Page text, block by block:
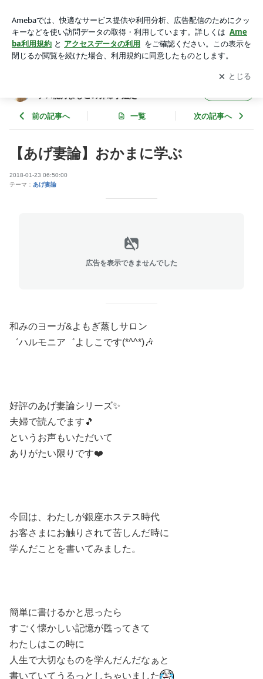
元銀座ホステス龍月よしこの算命学鑑定
アプリをダウンロードして ブログの更新通知
を受け取りまし
ょう。
開く
テス龍月よしこの算命学鑑定
前の記事へ 一覧 次の記事へ
【あげ妻論】おかまに学ぶ
2018-01-23 06:50:00
テーマ： あげ妻論
広告を表示できませんでした
和みのヨーガ&よもぎ蒸しサロン
゛ハルモニア゛よしこです(*^^*)🎶
好評のあげ妻論シリーズ✨
夫婦で読んでます🎵
というお声もいただいて
ありがたい限りです❤️
今回は、わたしが銀座ホステス時代
お客さまにお触りされて苦しんだ時に
学んだことを書いてみました。
簡単に書けるかと思ったら
すごく懐かしい記憶が甦ってきて
わたしはこの時に
人生で大切なものを学んだんだなぁと
書いていてうるっとしちゃいました